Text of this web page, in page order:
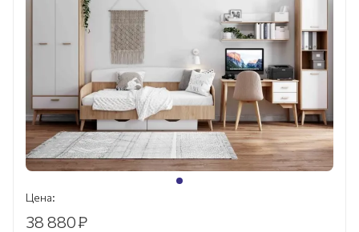
Цена:
38 880₽